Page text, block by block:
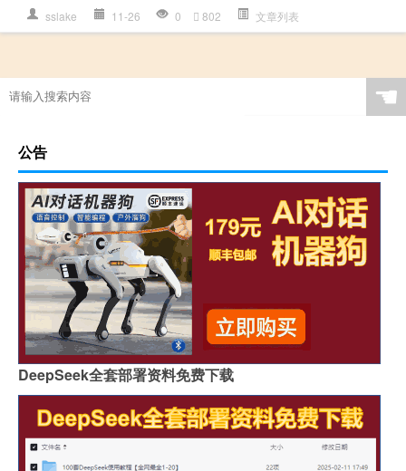
sslake 11-26 0 802 文章列表
☚
公告
DeepSeek全套部署资料免费下载